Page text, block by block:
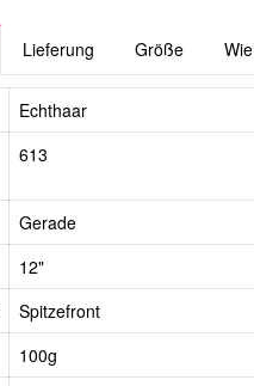
Lieferung Größe
Echthaar
613
Gerade
12"
Spitzefront
100g